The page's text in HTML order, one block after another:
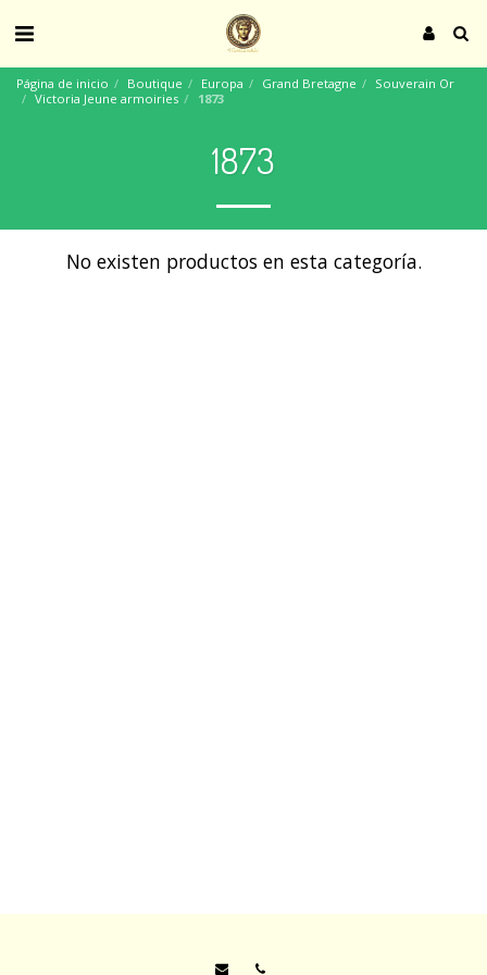
Página de inicio Boutique Europa Grand Bretagne
Souverain Or
Victoria Jeune armoiries
1873
1873
No existen productos en esta categoría.